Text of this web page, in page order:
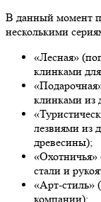
В данный момент
несколькими
«Лесная»
клинками
клинками из
лезвиями из
древесины);
стали и
«Арт-стиль»
компании);